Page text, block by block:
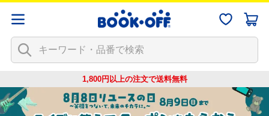
1,800円以上の注文で送料無料